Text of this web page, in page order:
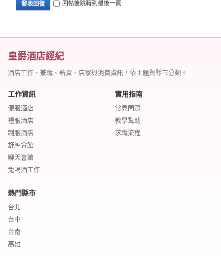
發表回復 回帖後跳轉到最後一頁
皇爵酒店經紀
酒店工作、兼職、薪資、店家與消費資訊，依主題與縣市分類。
工作資訊
便服酒店
禮服酒店
制服酒店
舒壓會館
聊天會館
免喝酒工作
實用指南
常見問題
教學幫助
求職流程
熱門縣市
台北
台中
台南
高雄